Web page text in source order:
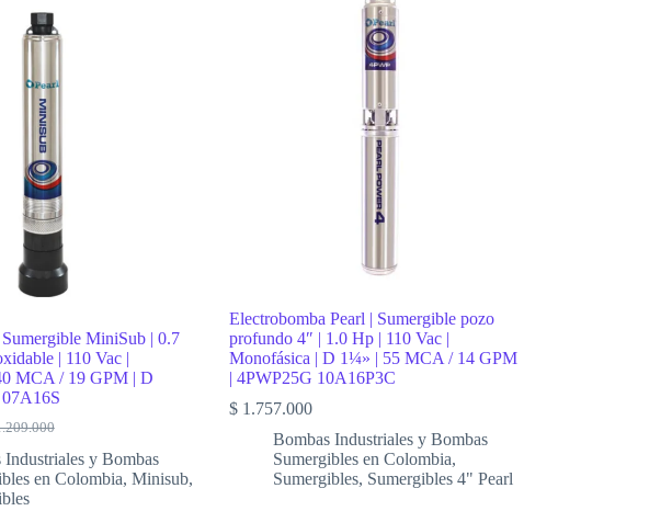
MiniSub | 0.7
| 110 Vac |
MCA / 19 GPM | D
Industriales y Bombas
en Colombia, Minisub,
Electrobomba Pearl | Sumergible pozo
profundo 4″ | 1.0 Hp | 110 Vac |
Monofásica | D 1¼» | 55 MCA / 14 GPM
| 4PWP25G 10A16P3C
$1.757.000
Bombas Industriales y Bombas
Sumergibles en Colombia,
Sumergibles, Sumergibles 4" Pearl